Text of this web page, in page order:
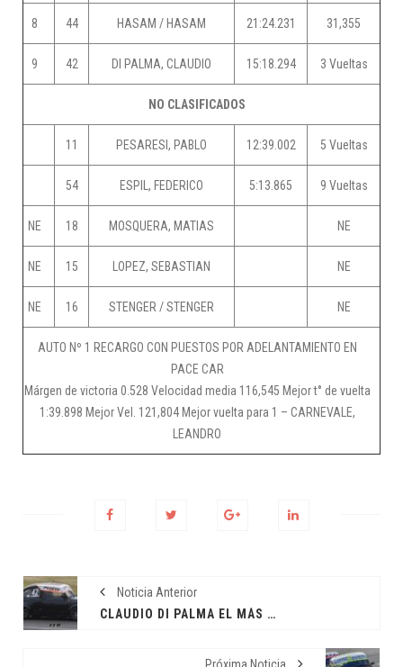
8 44 HASAM / HASAM 21:24.231 31,355
9 42 DI PALMA, CLAUDIO 15:18.294 3 Vueltas
NO CLASIFICADOS
11 PESARESI, PABLO 12:39.002 5 Vueltas
54 ESPIL, FEDERICO 5:13.865 9 Vueltas
NE 18 MOSQUERA, MATIAS NE
NE 15 LOPEZ, SEBASTIAN NE
NE 16 STENGER / STENGER NE
AUTO Nº 1 RECARGO CON PUESTOS POR ADELANTAMIENTO EN
PACE CAR
Márgen de victoria 0.528 Velocidad media 116,545 Mejor t° de vuelta
1:39.898 Mejor Vel. 121,804 Mejor vuelta para 1 – CARNEVALE,
LEANDRO
Noticia Anterior
CLAUDIO DI PALMA EL MÁS RÁPIDO EN LA CLASIFICACIÓN